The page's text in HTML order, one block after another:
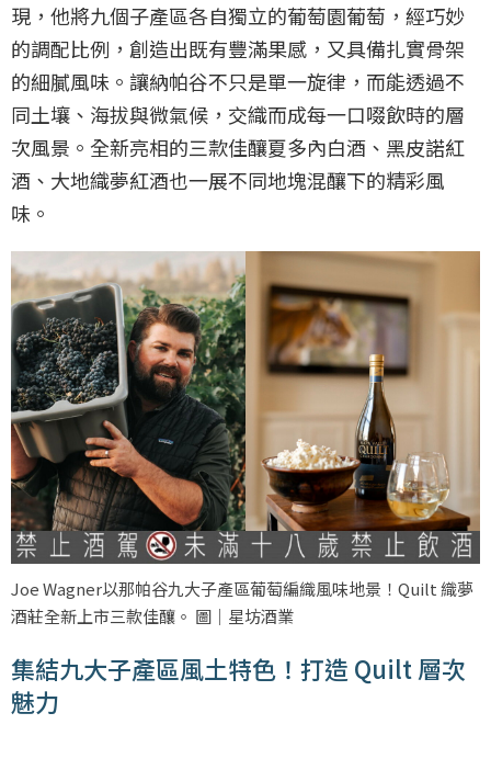
現，他將九個子產區各自獨立的葡萄園葡萄，經巧妙
的調配比例，創造出既有豐滿果感，又具備扎實骨架
的細膩風味。讓納帕谷不只是單一旋律，而能透過不
同土壤、海拔與微氣候，交織而成每一口啜飲時的層
次風景。全新亮相的三款佳釀夏多內白酒、黑皮諾紅
酒、大地織夢紅酒也一展不同地塊混釀下的精彩風
味。
Joe Wagner以那帕谷九大子產區葡萄編織風味地景！Quilt 織夢
酒莊全新上市三款佳釀。 圖｜星坊酒業
集結九大子產區風土特色！打造 Quilt 層次
魅力